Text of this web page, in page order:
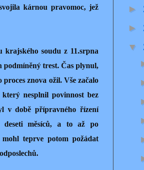
kárnou pravomoc, jež
soudu z 11.srpna
podmíněný trest. Čas plynul,
znova ožil. Vše začalo
nesplnil povinnost bez
v době přípravného řízení
deseti měsíců, a to až po
teprve potom požádat
►
►
▼